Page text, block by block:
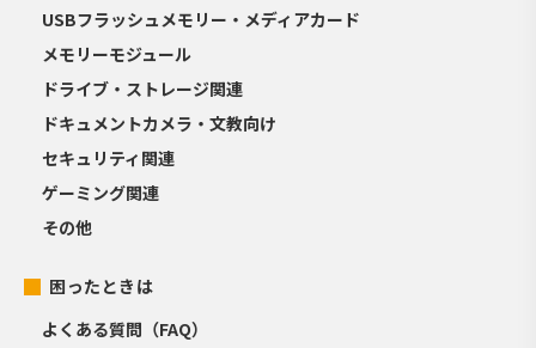
USBフラッシュメモリー・メディアカード
メモリーモジュール
ドライブ・ストレージ関連
ドキュメントカメラ・文教向け
セキュリティ関連
ゲーミング関連
その他
困ったときは
よくある質問（FAQ）